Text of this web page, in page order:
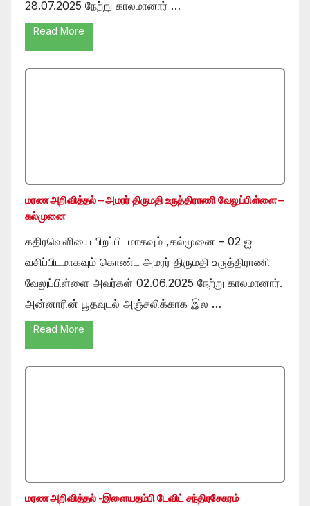
28.07.2025 நேற்று காலமானார் …
Read More
மரண அறிவித்தல் – அமரர் திருமதி உருத்திராணி வேலுப்பிள்ளை –
கல்முனை
கதிரவெளியை பிறப்பிடமாகவும் ,கல்முனை – 02 ஐ
வசிப்பிடமாகவும் கொண்ட அமரர் திருமதி உருத்திராணி
வேலுப்பிள்ளை அவர்கள் 02.06.2025 நேற்று காலமானார்.
அன்னாரின் பூதவுடல் அஞ்சலிக்காக இல …
Read More
மரண அறிவித்தல் -இளையதம்பி டேவிட் சந்திரசேகரம்